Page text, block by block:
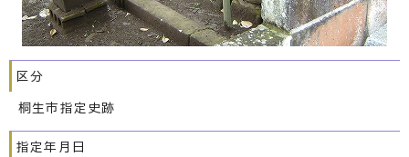
区分
桐生市指定史跡
指定年月日